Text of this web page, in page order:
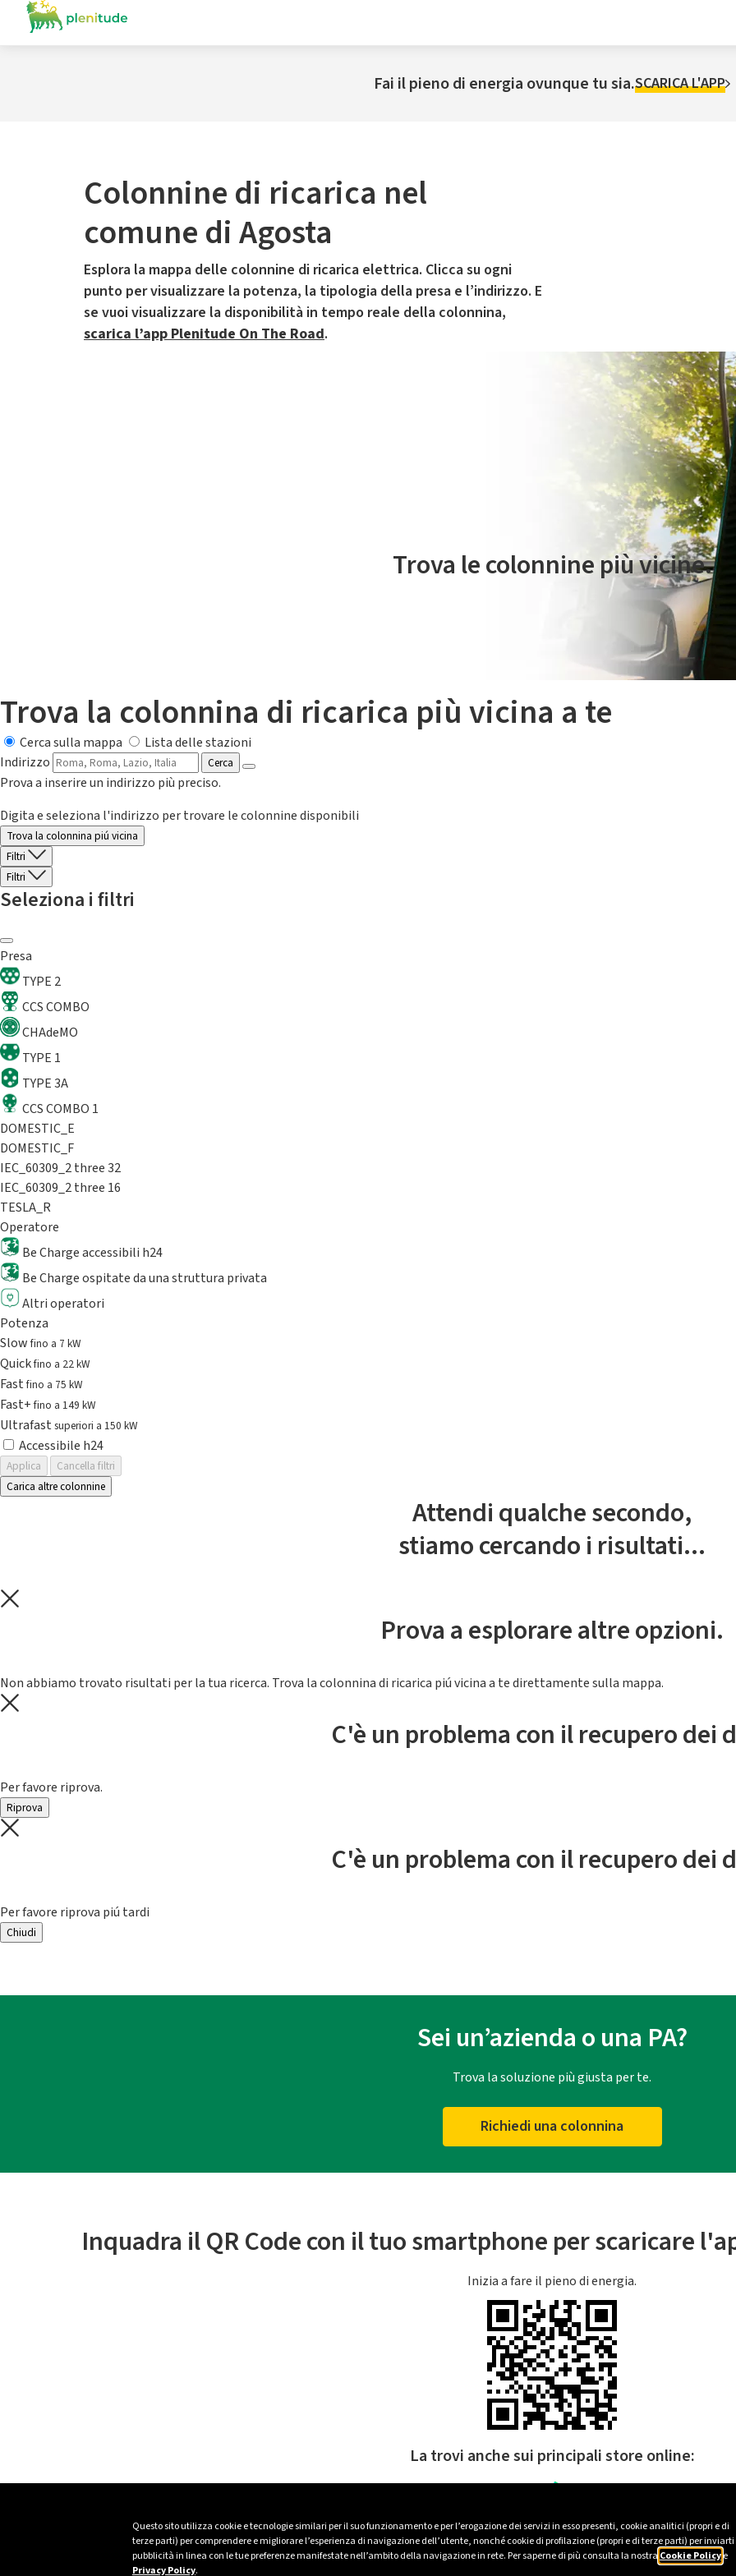
Questo sito utilizza cookie e tecnologie similari per il suo funzionamento e per l’erogazione dei servizi in esso presenti, cookie analitici (propri e di
terze parti) per comprendere e migliorare l’esperienza di navigazione dell’utente, nonché cookie di profilazione (propri e di terze parti) per inviarti
pubblicità in linea con le tue preferenze manifestate nell’ambito della navigazione in rete. Per saperne di più consulta la nostra Cookie Policye
Privacy Policy.
Fai il pieno di energia ovunque tu sia.SCARICA L'APP
Colonnine di ricarica nel
comune di Agosta
Esplora la mappa delle colonnine di ricarica elettrica. Clicca su ogni
punto per visualizzare la potenza, la tipologia della presa e l’indirizzo. E
se vuoi visualizzare la disponibilità in tempo reale della colonnina,
scarica l’app Plenitude On The Road.
Il servizio di mobilità elettrica è gestito da Plenitude On The Road
Trova le colonnine più vicine.
Trova la colonnina di ricarica più vicina a te
Cerca sulla mappa
Lista delle stazioni
Indirizzo
Cerca
Prova a inserire un indirizzo più preciso.
Digita e seleziona l'indirizzo per trovare le colonnine disponibili
Trova la colonnina piú vicina
Filtri
Filtri
Seleziona i filtri
Presa
TYPE 2
CCS COMBO
CHAdeMO
TYPE 1
TYPE 3A
CCS COMBO 1
DOMESTIC_E
DOMESTIC_F
IEC_60309_2 three 32
IEC_60309_2 three 16
TESLA_R
Operatore
Be Charge accessibili h24
Be Charge ospitate da una struttura privata
Altri operatori
Potenza
Slowfino a 7 kW
Quickfino a 22 kW
Fastfino a 75 kW
Fast+fino a 149 kW
Ultrafast superiori a 150 kW
Accessibile h24
Applica
Cancella filtri
Carica altre colonnine
Attendi qualche secondo,
stiamo cercando i risultati...
Prova a esplorare altre opzioni.
Non abbiamo trovato risultati per la tua ricerca. Trova la colonnina di ricarica piú vicina a te direttamente sulla mappa.
C'è un problema con il recupero dei
Per favore riprova.
Riprova
C'è un problema con il recupero dei
Per favore riprova piú tardi
Chiudi
Sei un’azienda o una PA?
Trova la soluzione più giusta per te.
Richiedi una colonnina
Inquadra il QR Code con il tuo smartphone per scaricare
Inizia a fare il pieno di energia.
La trovi anche sui principali store online: